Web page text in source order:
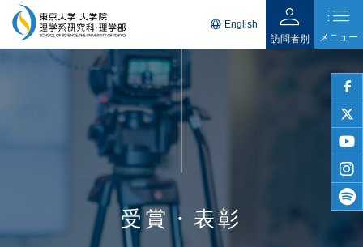
twitter
language English person
訪問者別
list
メニュー
受賞・表彰